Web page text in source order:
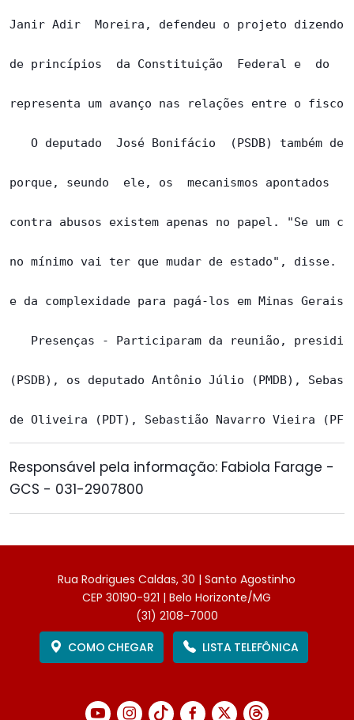
Janir Adir  Moreira, defendeu o projeto dizendo
de princípios  da Constituição  Federal e  do
representa um avanço nas relações entre o
O deputado  José Bonifácio  (PSDB) também
porque, seundo  ele, os  mecanismos apontados
contra abusos existem apenas no papel. "Se um
no mínimo vai ter que mudar de estado", disse.
e da complexidade para pagá-los em Minas Gerais.
Presenças - Participaram da reunião,
(PSDB), os deputado Antônio Júlio (PMDB),
Responsável pela informação: Fabiola Farage -
GCS - 031-2907800
Rua Rodrigues Caldas, 30 | Santo Agostinho
CEP 30190-921 | Belo Horizonte/MG
(31) 2108-7000
COMO CHEGAR
LISTA TELEFÔNICA